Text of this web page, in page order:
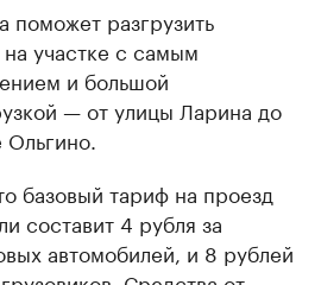
поможет разгрузить
участке с самым
и большой
— от улицы Ларина до
Ольгино.
базовый тариф на проезд
составит 4 рубля за
автомобилей, и 8 рублей